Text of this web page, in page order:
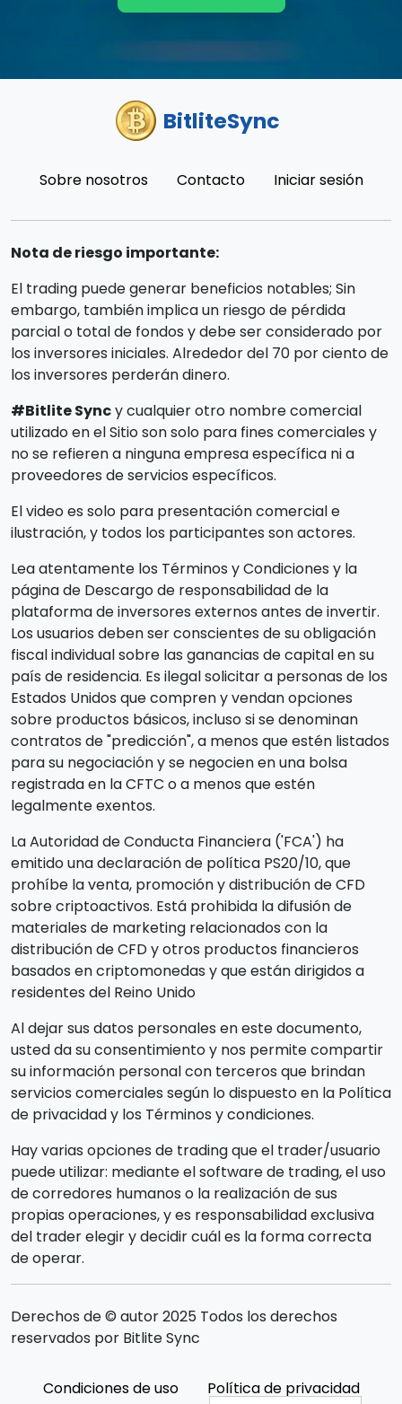
BitliteSync
Sobre nosotros Contacto Iniciar sesión
Nota de riesgo importante:
El trading puede generar beneficios notables; Sin
embargo, también implica un riesgo de pérdida
parcial o total de fondos y debe ser considerado por
los inversores iniciales. Alrededor del 70 por ciento de
los inversores perderán dinero.
#Bitlite Syncy cualquier otro nombre comercial
utilizado en el Sitio son solo para fines comerciales y
no se refieren a ninguna empresa específica ni a
proveedores de servicios específicos.
El video es solo para presentación comercial e
ilustración, y todos los participantes son actores.
Lea atentamente los Términos y Condiciones y la
página de Descargo de responsabilidad de la
plataforma de inversores externos antes de invertir.
Los usuarios deben ser conscientes de su obligación
fiscal individual sobre las ganancias de capital en su
país de residencia. Es ilegal solicitar a personas de los
Estados Unidos que compren y vendan opciones
sobre productos básicos, incluso si se denominan
contratos de "predicción", a menos que estén listados
para su negociación y se negocien en una bolsa
registrada en la CFTC o a menos que estén
legalmente exentos.
La Autoridad de Conducta Financiera ('FCA') ha
emitido una declaración de política PS20/10, que
prohíbe la venta, promoción y distribución de CFD
sobre criptoactivos. Está prohibida la difusión de
materiales de marketing relacionados con la
distribución de CFD y otros productos financieros
basados en criptomonedas y que están dirigidos a
residentes del Reino Unido
Al dejar sus datos personales en este documento,
usted da su consentimiento y nos permite compartir
su información personal con terceros que brindan
servicios comerciales según lo dispuesto en la Política
de privacidad y los Términos y condiciones.
Hay varias opciones de trading que el trader/usuario
puede utilizar: mediante el software de trading, el uso
de corredores humanos o la realización de sus
propias operaciones, y es responsabilidad exclusiva
del trader elegir y decidir cuál es la forma correcta
de operar.
Derechos de © autor 2025 Todos los derechos
reservados por Bitlite Sync
Condiciones de uso
Política de privacidad